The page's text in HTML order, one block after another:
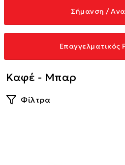
Σήμανση /
Επαγγελματικός
Καφέ - Μπαρ
Φίλτρα